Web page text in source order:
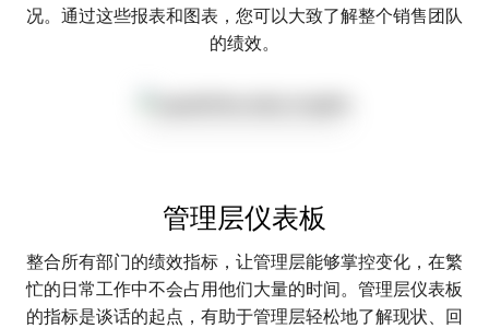
况。通过这些报表和图表，您可以大致了解整个销售团队
的绩效。
管理层仪表板
整合所有部门的绩效指标，让管理层能够掌控变化，在繁
忙的日常工作中不会占用他们大量的时间。管理层仪表板
的指标是谈话的起点，有助于管理层轻松地了解现状、回